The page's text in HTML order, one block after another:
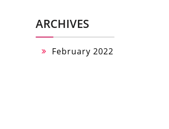
ARCHIVES
February 2022